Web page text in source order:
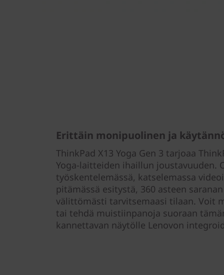
Erittäin monipuolinen ja
ThinkPad X13 Yoga Gen 3 tarjoaa
Yoga-laitteiden ihaillun joustavuuden.
työskentelemässä, katselemassa
pitämässä esitystä, 360 asteen
välittömästi tarvitsemaasi tilaan. Voit
tai tehdä muistiinpanoja suoraan
kannettavan näytölle Lenovon